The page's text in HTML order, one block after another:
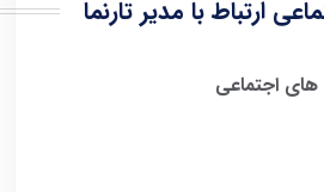
ارتباط با مدیر تارنما
اجتماعی